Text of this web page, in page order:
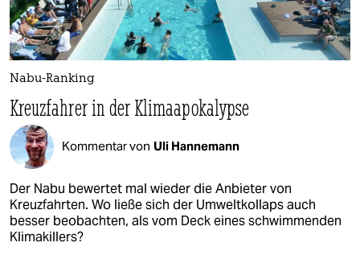
Nabu-Ranking
Kreuzfahrer in der Klimaapokalypse
Kommentar von Uli Hannemann
Der Nabu bewertet mal wieder die Anbieter von
Kreuzfahrten. Wo ließe sich der Umweltkollaps auch
besser beobachten, als vom Deck eines schwimmenden
Klimakillers?